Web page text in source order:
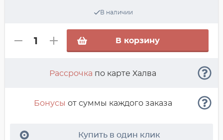
В наличии
В корзину
Рассрочка по карте Халва
Бонусы от суммы каждого заказа
Купить в один клик